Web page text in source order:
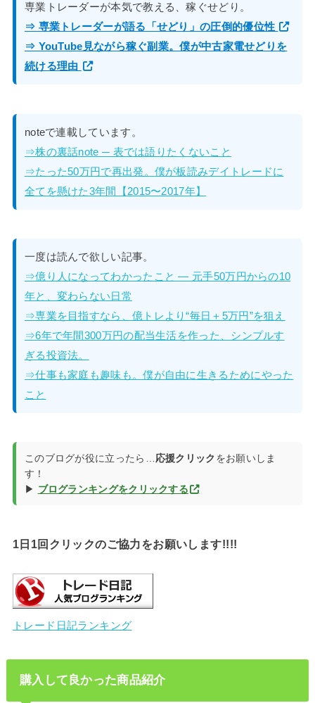
専業トレーダーが本気で教える、稼ぐせどり。
⇒ 専業トレーダーが語る「せどり」の圧倒的優位性
⇒ YouTube見ながら稼ぐ副業。僕が中古家電せどりを
続ける理由
noteで連載しています。
⇒株の裏話note ─ 表では語りたくないこと
⇒たった50万円で再出発。僕が板読みデイトレードに
全てを懸けた3年間【2015〜2017年】
一度は読んで欲しい記事。
⇒億り人になってわかったこと — 元手50万円からの10
年と、変わらない日常
⇒専業を目指すなら、億トレより“毎日＋5万円”を狙え
⇒6年で年間300万円の配当生活を作った、シンプルす
ぎる投資法。
⇒仕事も家庭も趣味も。僕が自由に生きるためにやった
こと
このブログが役に立ったら… 応援クリック をお願いしま
す！
▶ ブログランキングをクリックする
1日1回クリックのご協力をお願いします!!!!
トレード日記ランキング
購入して良かった商品紹介